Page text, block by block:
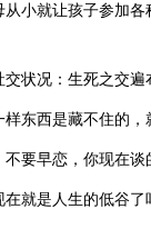
从小就让孩子参加
交状况：生死之交遍
东西是藏不住的，
要早恋，你现在谈
就是人生的低谷了